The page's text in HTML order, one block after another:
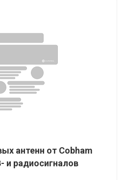
антенн от Cobham
и радиосигналов